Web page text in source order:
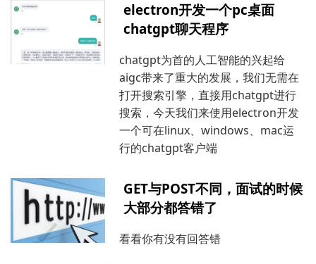
electron开发一个pc桌面
chatgpt聊天程序
chatgpt为首的人工智能的兴起给
aigc带来了重大的发展，我们无需在
打开搜索引擎，直接用chatgpt进行
搜索，今天我们来使用electron开发
一个可在linux、windows、mac运
行的chatgpt客户端
GET与POST不同，面试的时候
大部分都答错了
看看你有没有回答错